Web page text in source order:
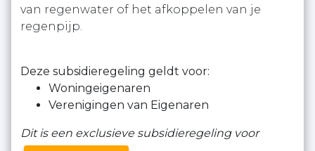
van regenwater of het afkoppelen van je
regenpijp.
Deze subsidieregeling geldt voor:
Woningeigenaren
Verenigingen van Eigenaren
Dit is een exclusieve subsidieregeling voor